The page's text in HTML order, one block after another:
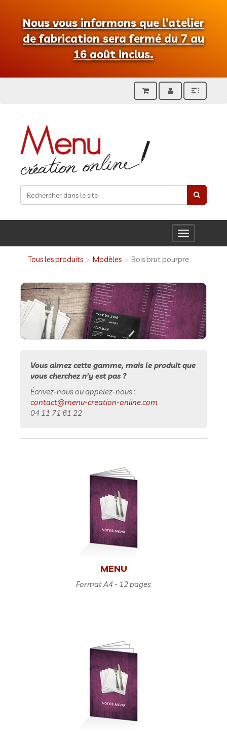
Nous vous informons que l’atelier
de fabrication sera fermé du 7 au
16 août inclus.
Toggle
navigation
Tous les produits
Modèles Bois brut pourpre
Vous aimez cette gamme, mais le produit que
vous cherchez n'y est pas ?
Écrivez-nous ou appelez-nous :
contact@menu-creation-online.com
04 11 71 61 22
MENU
Format A4 - 12 pages